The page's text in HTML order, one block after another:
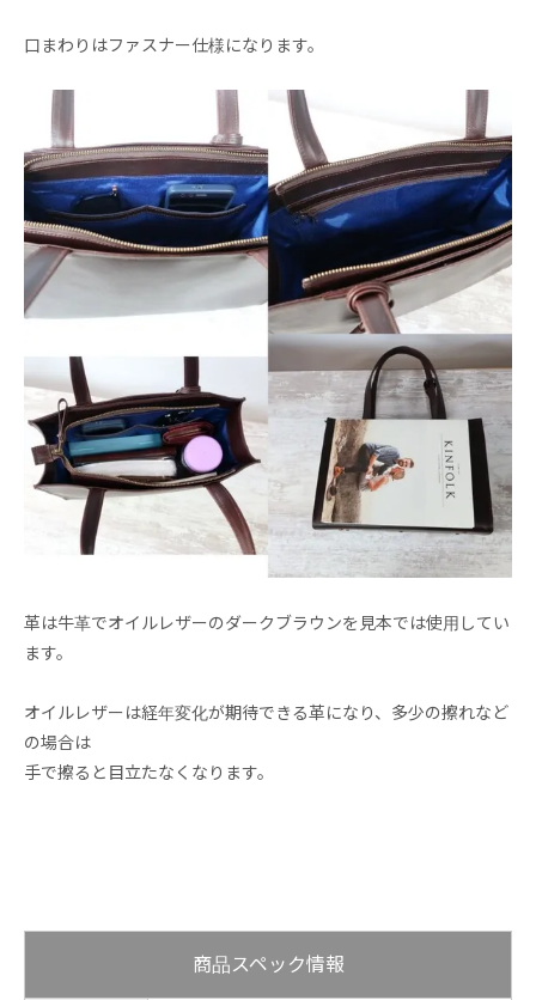
口まわりはファスナー仕様になります。
革は牛革でオイルレザーのダークブラウンを見本では使用してい
ます。
オイルレザーは経年変化が期待できる革になり、多少の擦れなど
の場合は
手で擦ると目立たなくなります。
商品スペック情報